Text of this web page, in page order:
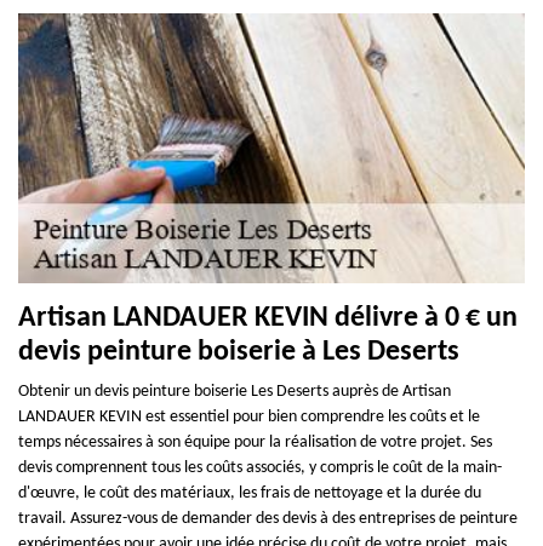
Artisan LANDAUER KEVIN délivre à 0 € un
devis peinture boiserie à Les Deserts
Obtenir un devis peinture boiserie Les Deserts auprès de Artisan
LANDAUER KEVIN est essentiel pour bien comprendre les coûts et le
temps nécessaires à son équipe pour la réalisation de votre projet. Ses
devis comprennent tous les coûts associés, y compris le coût de la main-
d'œuvre, le coût des matériaux, les frais de nettoyage et la durée du
travail. Assurez-vous de demander des devis à des entreprises de peinture